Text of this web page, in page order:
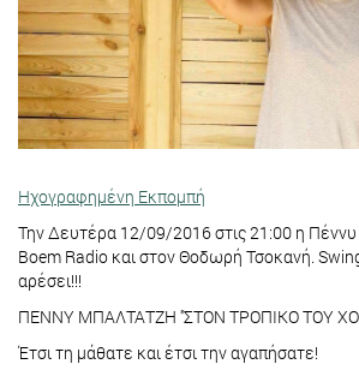
Ηχογραφημένη Εκπομπή
Την Δευτέρα 12/09/2016 στις 21:00 η
Boem Radio και στον Θοδωρή Τσοκανή.
αρέσει!!!
ΠΕΝΝΥ ΜΠΑΛΤΑΤΖΗ ''ΣΤΟΝ ΤΡΟΠΙΚΟ ΤΟΥ
Έτσι τη μάθατε και έτσι την αγαπήσατε!